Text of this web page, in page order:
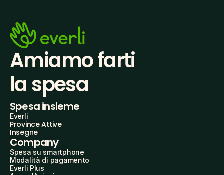
Amiamo farti
la spesa
Spesa insieme
Everli
Province Attive
Insegne
Company
Spesa su smartphone
Modalità di pagamento
Everli Plus